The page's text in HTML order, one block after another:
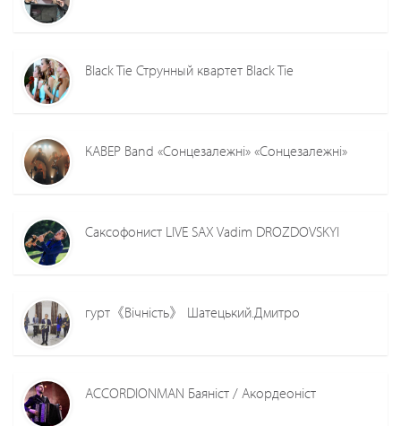
Black Tie Струнный квартет Black Tie
КАВЕР Band «Сонцезалежні» «Сонцезалежні»
Саксофонист LIVE SAX Vadim DROZDOVSKYI
гурт《Вічність》 Шатецький.Дмитро
ACCORDIONMAN Баяніст / Акордеоніст